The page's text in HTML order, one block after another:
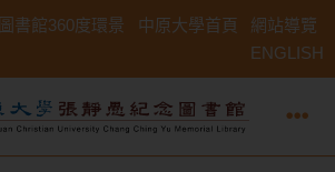
圖書館360度環景 中原大學首頁
網站導覽
ENGLISH